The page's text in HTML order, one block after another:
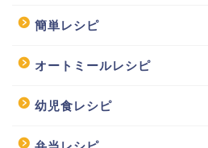
簡単レシピ
オートミールレシピ
幼児食レシピ